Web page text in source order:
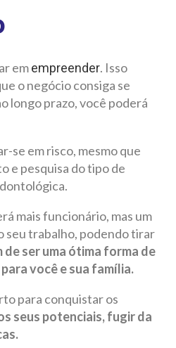
emempreender. Isso
o negócio consiga se
longo prazo, você poderá
se em risco, mesmo que
e pesquisa do tipo de
mais funcionário, mas um
seu trabalho, podendo tirar
de ser uma ótima forma de
você e sua família.
para conquistar os
seus potenciais, fugir da